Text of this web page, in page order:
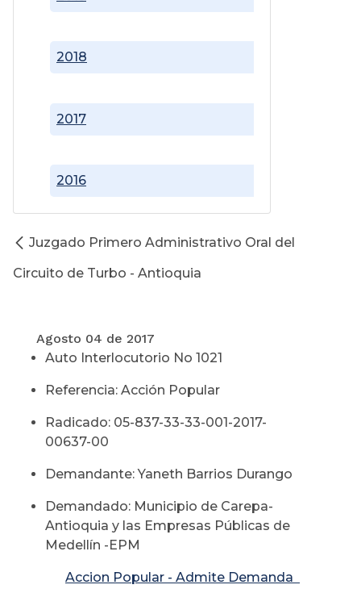
2016
2017
2018
Juzgado Primero Administrativo Oral del
Circuito de Turbo - Antioquia
Agosto 04 de 2017
Auto Interlocutorio No 1021
Referencia: Acción Popular
Radicado: 05-837-33-33-001-2017-
00637-00
Demandante: Yaneth Barrios Durango
Demandado: Municipio de Carepa-
Antioquia y las Empresas Públicas de
Medellín -EPM
Accion Popular - Admite Demanda